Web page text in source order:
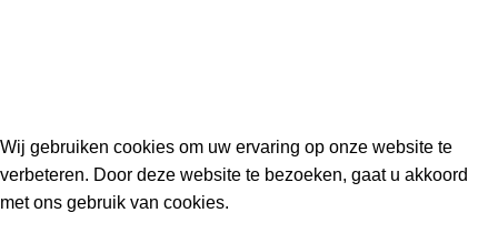
Wij gebruiken cookies om uw ervaring op onze website te
verbeteren. Door deze website te bezoeken, gaat u akkoord
met ons gebruik van cookies.